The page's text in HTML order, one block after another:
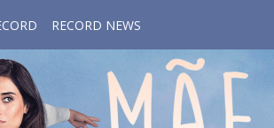
RECORD NEWS